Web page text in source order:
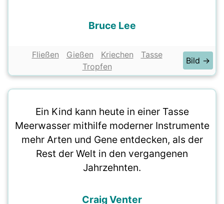
Bruce Lee
Fließen Gießen Kriechen
Tasse
Tropfen
Bild →
Ein Kind kann heute in einer Tasse
Meerwasser mithilfe moderner Instrumente
mehr Arten und Gene entdecken, als der
Rest der Welt in den vergangenen
Jahrzehnten.
Craig Venter